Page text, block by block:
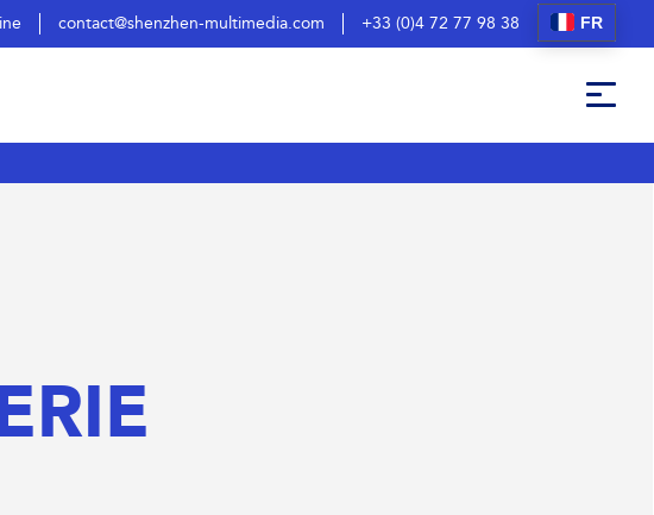
contact@shenzhen-multimedia.com +33 (0)4 72 77 98 38 FR